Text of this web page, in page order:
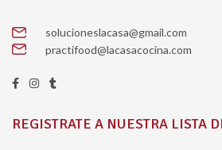
solucioneslacasa@gmail.com
practifood@lacasacocina.com
REGISTRATE A NUESTRA LISTA